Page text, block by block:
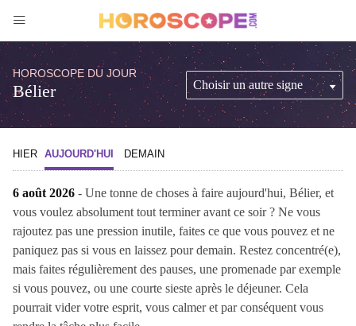
HOROSCOPE DU JOUR
Bélier
HIER AUJOURD'HUI DEMAIN
6 août 2026 - Une tonne de choses à faire aujourd'hui, Bélier, et
vous voulez absolument tout terminer avant ce soir ? Ne vous
rajoutez pas une pression inutile, faites ce que vous pouvez et ne
paniquez pas si vous en laissez pour demain. Restez concentré(e),
mais faites régulièrement des pauses, une promenade par exemple
si vous pouvez, ou une courte sieste après le déjeuner. Cela
pourrait vider votre esprit, vous calmer et par conséquent vous